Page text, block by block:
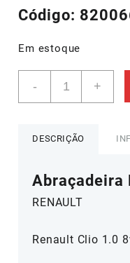
Código:
Em estoque
-
De
Ligação
Renault
8200661297
quantidade
+
DESCRIÇÃO
Abraçadeira
RENAULT
Renault Clio 1.0